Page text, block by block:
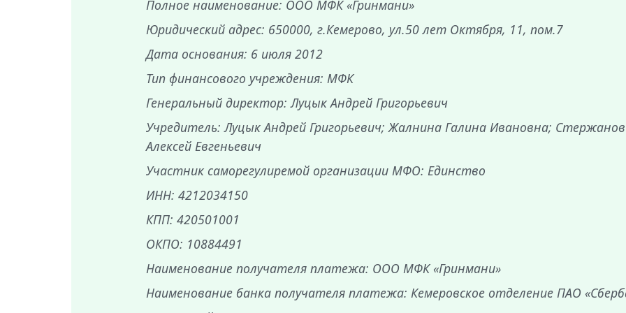
Полное наименование: ООО МФК «Гринмани»
Юридический адрес: 650000, г.Кемерово, ул.50 лет Октября, 11, пом.7
Дата основания: 6 июля 2012
Тип финансового учреждения: МФК
Генеральный директор: Луцык Андрей Григорьевич
Учредитель: Луцык Андрей Григорьевич; Жалнина Галина Ивановна; Стержанов
Алексей Евгеньевич
Участник саморегулиремой организации МФО: Единство
ИНН: 4212034150
КПП: 420501001
ОКПО: 10884491
Наименование получателя платежа: ООО МФК «Гринмани»
Наименование банка получателя платежа: Кемеровское отделение ПАО